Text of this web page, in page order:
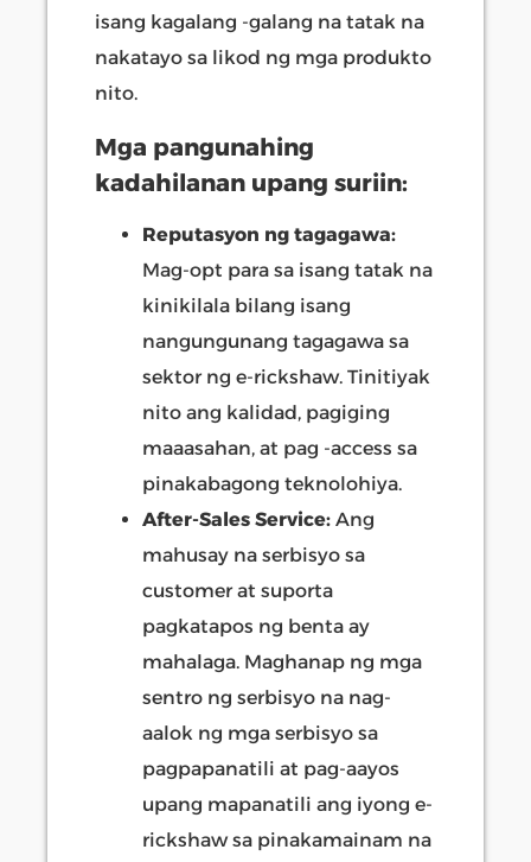
isang kagalang -galang na tatak na
nakatayo sa likod ng mga produkto
nito.
Mga pangunahing
kadahilanan upang suriin:
Reputasyon ng tagagawa:
Mag-opt para sa isang tatak na
kinikilala bilang isang
nangungunang tagagawa sa
sektor ng e-rickshaw. Tinitiyak
nito ang kalidad, pagiging
maaasahan, at pag -access sa
pinakabagong teknolohiya.
After-Sales Service: Ang
mahusay na serbisyo sa
customer at suporta
pagkatapos ng benta ay
mahalaga. Maghanap ng mga
sentro ng serbisyo na nag-
aalok ng mga serbisyo sa
pagpapanatili at pag-aayos
upang mapanatili ang iyong e-
rickshaw sa pinakamainam na